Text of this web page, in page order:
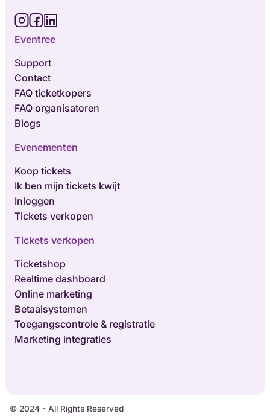
Eventree
Support
Contact
FAQ ticketkopers
FAQ organisatoren
Blogs
Evenementen
Koop tickets
Ik ben mijn tickets kwijt
Inloggen
Tickets verkopen
Tickets verkopen
Ticketshop
Realtime dashboard
Online marketing
Betaalsystemen
Toegangscontrole & registratie
Marketing integraties
© 2024 - All Rights Reserved